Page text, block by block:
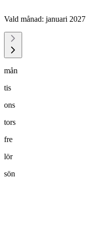
Vald månad: januari 2027
mån
tis
ons
tors
fre
lör
sön